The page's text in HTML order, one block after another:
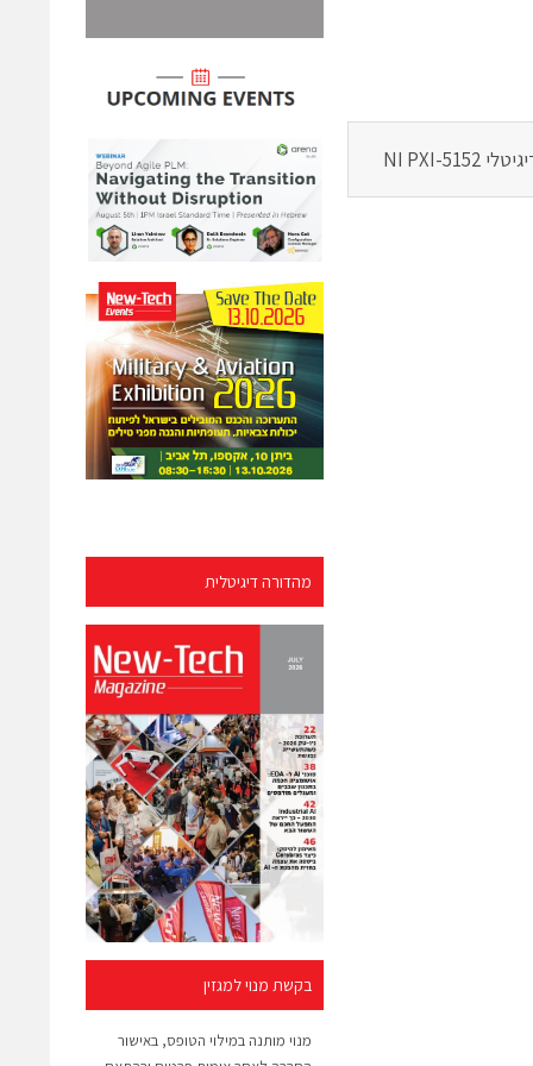
מהדורה דיגיטלית
בקשת מנוי למגזין
מנוי מותנה במילוי הטופס, באישור